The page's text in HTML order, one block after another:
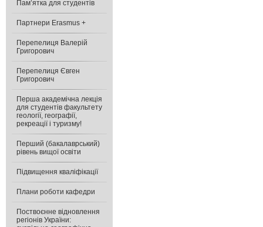
Пам’ятка для студентів
Партнери Erasmus +
Перепелиця Валерій
Григорович
Перепелиця Євген
Григорович
Перша академічна лекція
для студентів факультету
геології, географії,
рекреації і туризму!
Перший (бакалаврський)
рівень вищої освіти
Підвищення кваліфікації
Плани роботи кафедри
Поствоєнне відновлення
регіонів України: